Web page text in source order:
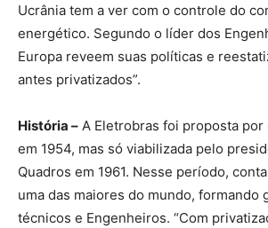
Ucrânia tem a ver com o controle do
energético. Segundo o líder dos
Europa reveem suas políticas e
antes privatizados”.
História – A Eletrobras foi proposta por
em 1954, mas só viabilizada pelo
Quadros em 1961. Nesse período,
uma das maiores do mundo, formando
técnicos e Engenheiros. “Com